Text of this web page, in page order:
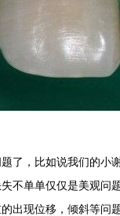
了，比如说我们的小
不单单仅仅是美观问
出现位移，倾斜等问